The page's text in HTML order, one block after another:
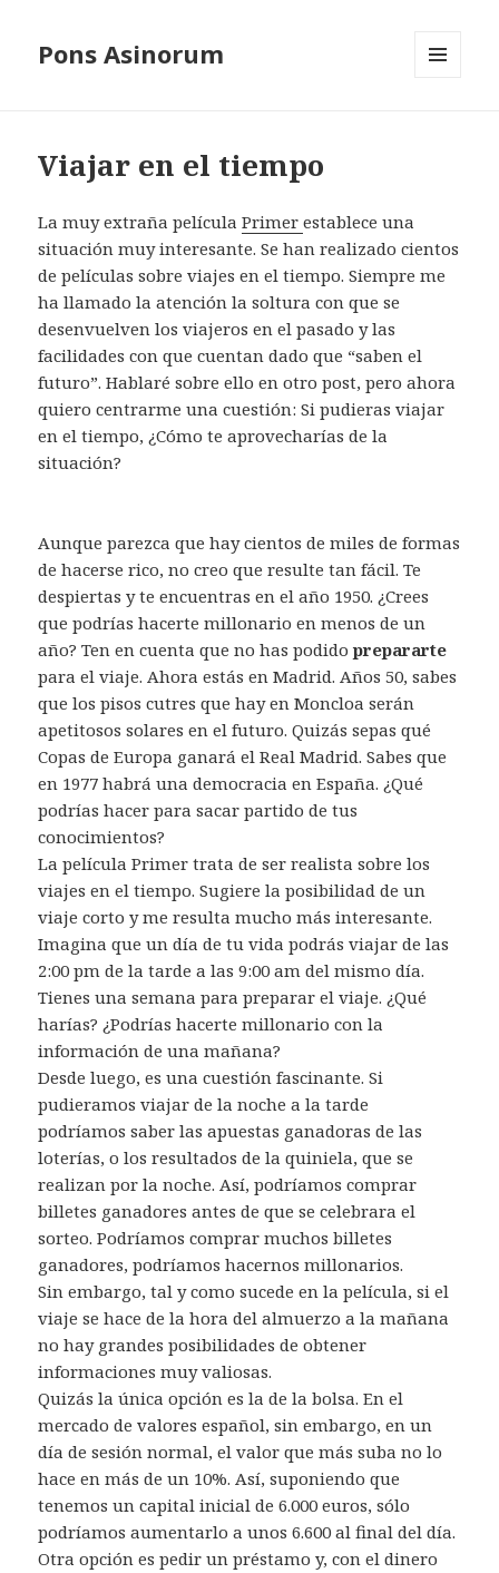
Pons Asinorum
Viajar en el tiempo
La muy extraña películaPrimerestablece una
situación muy interesante. Se han realizado cientos
de películas sobre viajes en el tiempo. Siempre me
ha llamado la atención la soltura con que se
desenvuelven los viajeros en el pasado y las
facilidades con que cuentan dado que “saben el
futuro”. Hablaré sobre ello en otro post, pero ahora
quiero centrarme una cuestión: Si pudieras viajar
en el tiempo, ¿Cómo te aprovecharías de la
situación?
Aunque parezca que hay cientos de miles de formas
de hacerse rico, no creo que resulte tan fácil. Te
despiertas y te encuentras en el año 1950. ¿Crees
que podrías hacerte millonario en menos de un
año? Ten en cuenta que no has podido prepararte
para el viaje. Ahora estás en Madrid. Años 50, sabes
que los pisos cutres que hay en Moncloa serán
apetitosos solares en el futuro. Quizás sepas qué
Copas de Europa ganará el Real Madrid. Sabes que
en 1977 habrá una democracia en España. ¿Qué
podrías hacer para sacar partido de tus
conocimientos?
La película Primer trata de ser realista sobre los
viajes en el tiempo. Sugiere la posibilidad de un
viaje corto y me resulta mucho más interesante.
Imagina que un día de tu vida podrás viajar de las
2:00 pm de la tarde a las 9:00 am del mismo día.
Tienes una semana para preparar el viaje. ¿Qué
harías? ¿Podrías hacerte millonario con la
información de una mañana?
Desde luego, es una cuestión fascinante. Si
pudieramos viajar de la noche a la tarde
podríamos saber las apuestas ganadoras de las
loterías, o los resultados de la quiniela, que se
realizan por la noche. Así, podríamos comprar
billetes ganadores antes de que se celebrara el
sorteo. Podríamos comprar muchos billetes
ganadores, podríamos hacernos millonarios.
Sin embargo, tal y como sucede en la película, si el
viaje se hace de la hora del almuerzo a la mañana
no hay grandes posibilidades de obtener
informaciones muy valiosas.
Quizás la única opción es la de la bolsa. En el
mercado de valores español, sin embargo, en un
día de sesión normal, el valor que más suba no lo
hace en más de un 10%. Así, suponiendo que
tenemos un capital inicial de 6.000 euros, sólo
podríamos aumentarlo a unos 6.600 al final del día.
Otra opción es pedir un préstamo y, con el dinero